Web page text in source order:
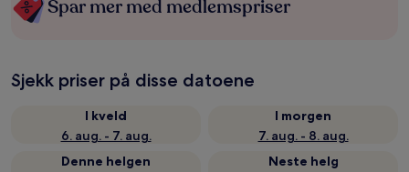
Spar mer med medlemspriser
Sjekk priser på disse datoene
I kveld
6. aug. - 7. aug.
I morgen
7. aug. - 8. aug.
Denne helgen
Neste helg